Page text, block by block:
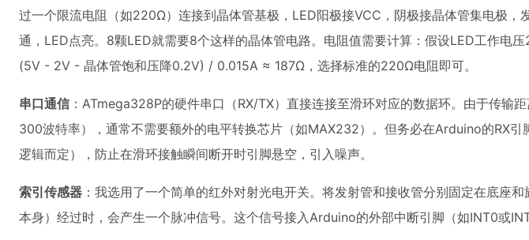
过一个限流电阻（如220Ω）连接到晶体管基极，LED阳极接VCC，阴极接晶体管集电极，
通，LED点亮。8颗LED就需要8个这样的晶体管电路。电阻值需要计算：假设LED工作电
(5V - 2V - 晶体管饱和压降0.2V) / 0.015A ≈ 187Ω，选择标准的220Ω电阻即可。
串口通信 ：ATmega328P的硬件串口（RX/TX）直接连接至滑环对应的数据环。由于传输
300波特率），通常不需要额外的电平转换芯片（如MAX232）。但务必在Arduino的RX
逻辑而定），防止在滑环接触瞬间断开时引脚悬空，引入噪声。
索引传感器 ：我选用了一个简单的红外对射光电开关。将发射管和接收管分别固定在底座
本身）经过时，会产生一个脉冲信号。这个信号接入Arduino的外部中断引脚（如INT0或